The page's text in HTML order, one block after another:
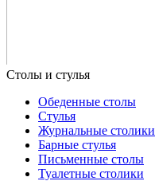
Обеденные столы
Стулья
Журнальные столики
Барные стулья
Письменные столы
Туалетные столики